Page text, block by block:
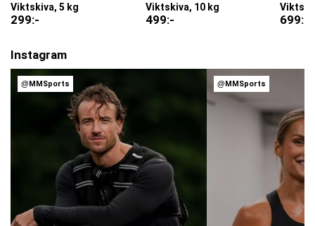
Viktskiva, 5 kg
299:-
Viktskiva, 10 kg
499:- 699:-
Instagram
@MMSports @MMSports